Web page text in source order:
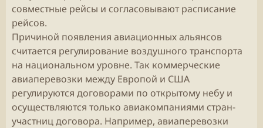
совместные рейсы и согласовывают расписание
рейсов.
Причиной появления авиационных альянсов
считается регулирование воздушного транспорта
на национальном уровне. Так коммерческие
авиаперевозки между Европой и США
регулируются договорами по открытому небу и
осуществляются только авиакомпаниями стран-
участниц договора. Например, авиаперевозки